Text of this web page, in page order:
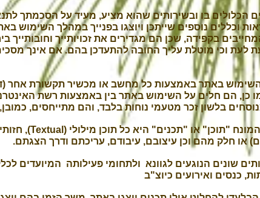
הכלולים בו ובשירותים שהוא מציע, מעיד על הסכמתך
וכללים נוספים שייתכן ויוצגו בפנייך במהלך השימוש
בקפידה, שכן הם מגדירים את זכויותייך
לעת וכי מוטלת עליך החובה להתעדכן בהם. אם אינך
באתר באמצעות כל מחשב או מכשיר תקשורת אחר
כן, הם חלים על השימוש באתר בין באמצעות רשת
בלשון זכר מטעמי נוחות בלבד, והם מתייחסים,
או חלק מהם וכן עיצובם, עיבודם, עריכתם ודרך הצגתם.
שונים הנוגעים לגוונא ולתחומי פעילותה המיועדים
כנסים ואירועים כיוצ"ב